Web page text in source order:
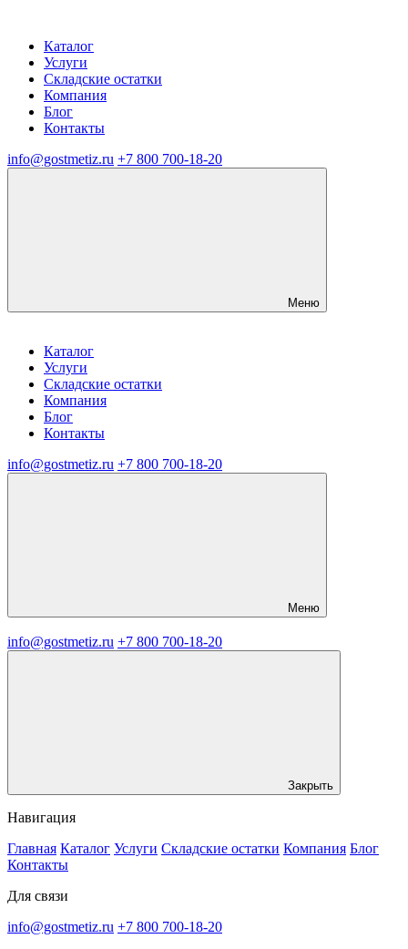
Каталог
Услуги
Складские остатки
Компания
Блог
Контакты
info@gostmetiz.ru +7 800 700-18-20
Меню
Каталог
Услуги
Складские остатки
Компания
Блог
Контакты
info@gostmetiz.ru +7 800 700-18-20
Меню
info@gostmetiz.ru +7 800 700-18-20
Закрыть
Навигация
Главная Каталог Услуги Складские остатки Компания Блог
Контакты
Для связи
info@gostmetiz.ru +7 800 700-18-20